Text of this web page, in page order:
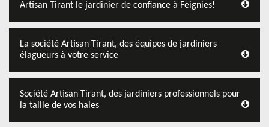
Artisan Tirant le jardinier de confiance à Feignies!
La société Artisan Tirant, des équipes de jardiniers
élagueurs à votre service
Société Artisan Tirant, des jardiniers professionnels pour
la taille de vos haies